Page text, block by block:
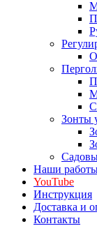
Зонты
Наши
YouTube
Инструкция
Доставка и
Контакты